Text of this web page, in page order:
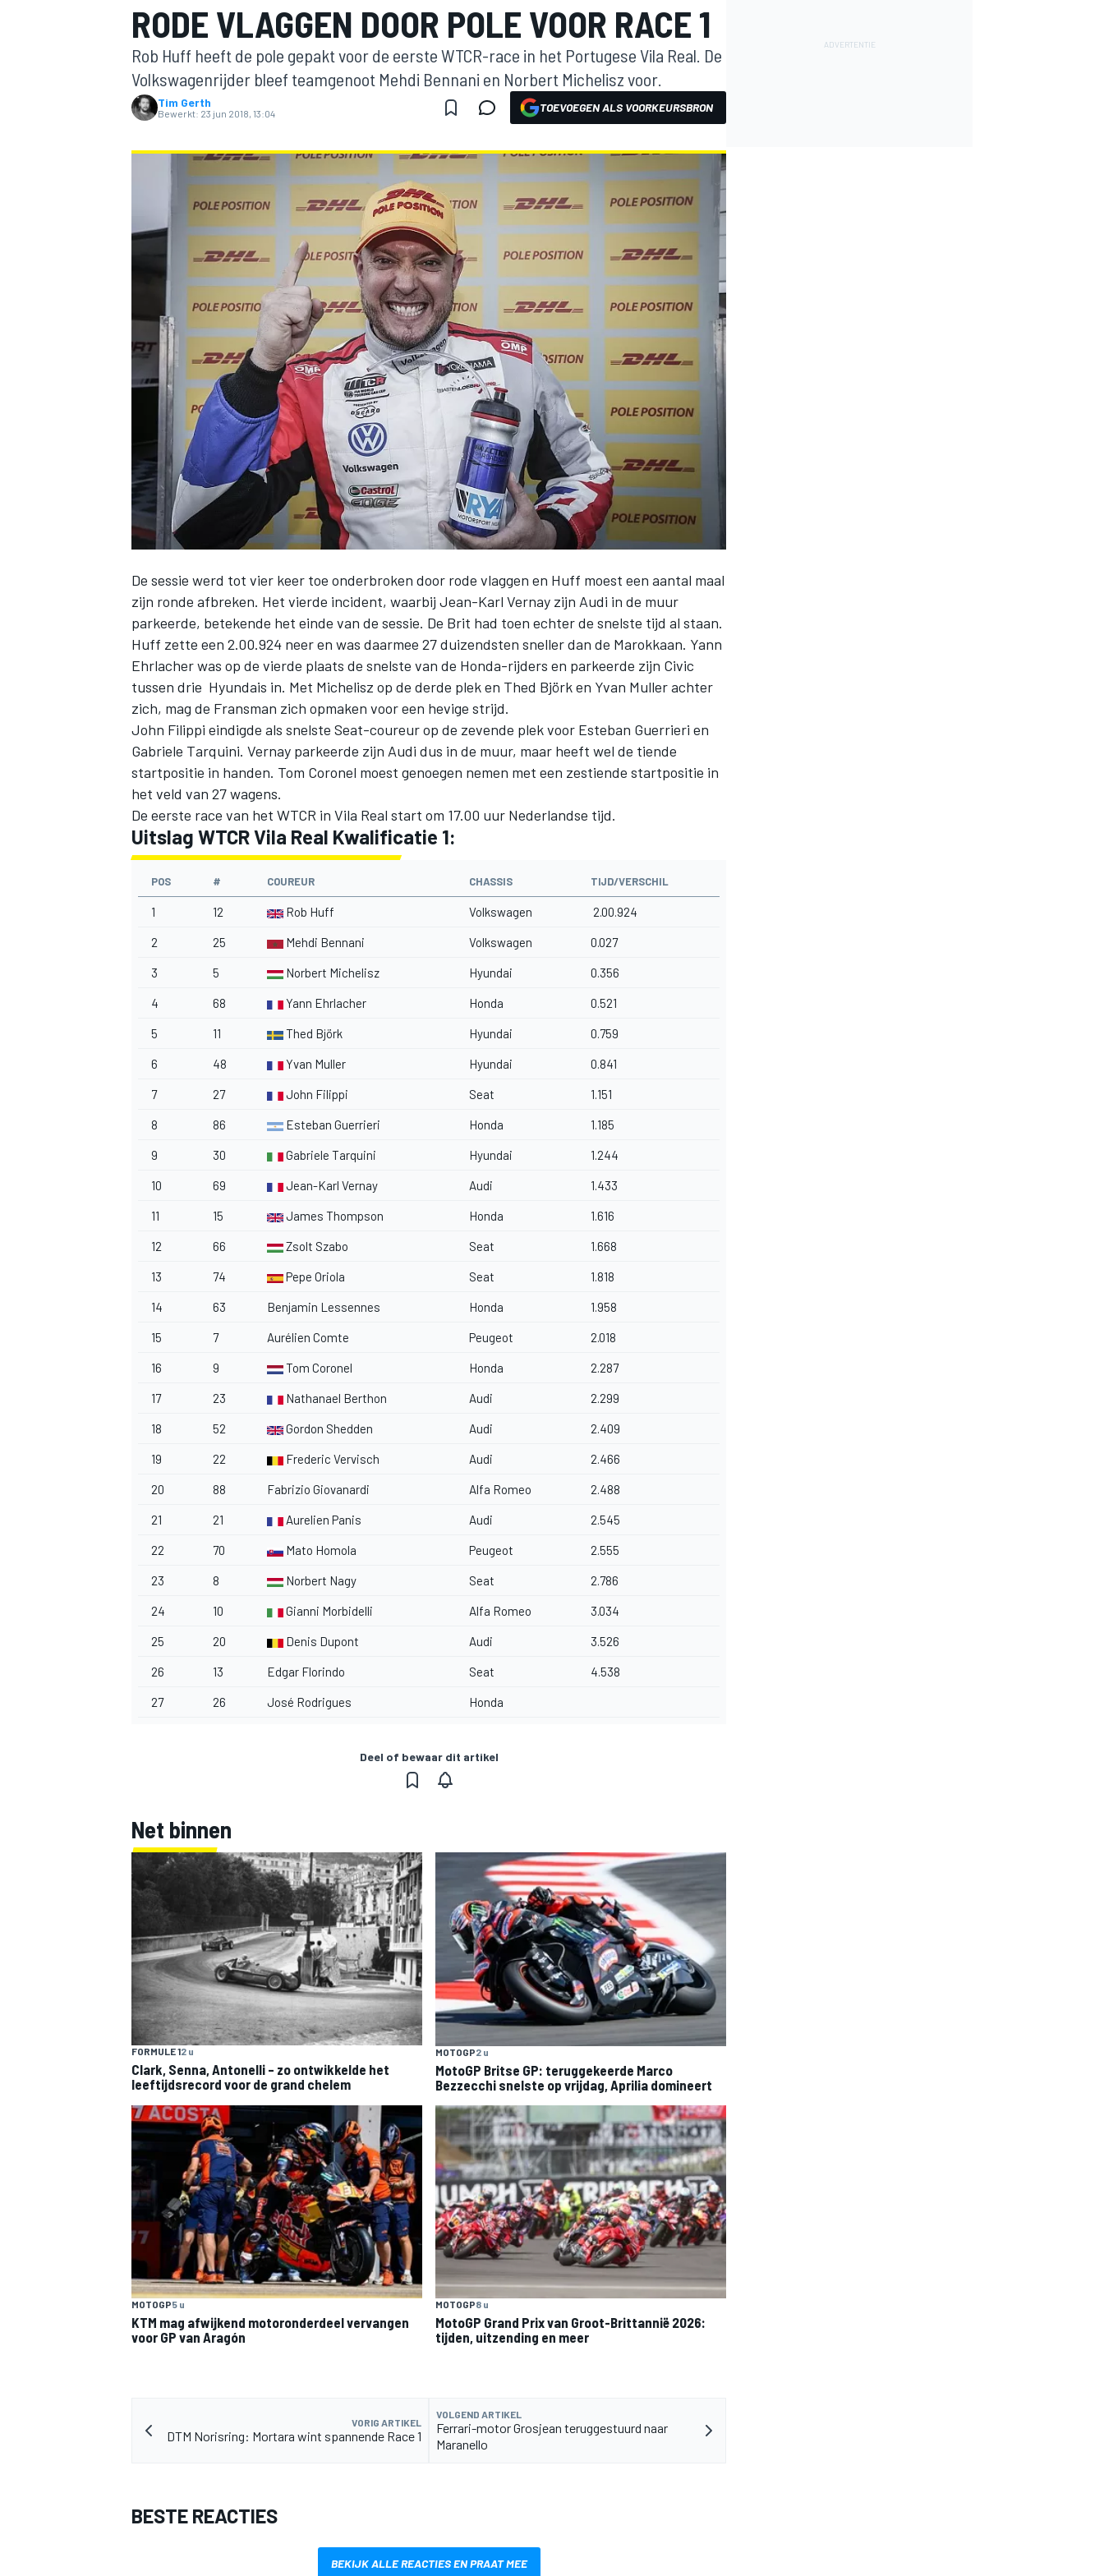
MOTOGP
INDYCAR
WEC DTM
MEER RACEKLASSEN
RODE VLAGGEN DOOR POLE VOOR RACE 1
Rob Huff heeft de pole gepakt voor de eerste WTCR-race in het Portugese Vila Real. De
Volkswagenrijder bleef teamgenoot Mehdi Bennani en Norbert Michelisz voor.
Tim Gerth
Bewerkt: 23 jun 2018, 13:04 TOEVOEGEN ALS VOORKEURSBRON
De sessie werd tot vier keer toe onderbroken door rode vlaggen en Huff moest een aantal maal
zijn ronde afbreken. Het vierde incident, waarbij Jean-Karl Vernay zijn Audi in de muur
parkeerde, betekende het einde van de sessie. De Brit had toen echter de snelste tijd al staan.
Huff zette een 2.00.924 neer en was daarmee 27 duizendsten sneller dan de Marokkaan. Yann
Ehrlacher was op de vierde plaats de snelste van de Honda-rijders en parkeerde zijn Civic
tussen drie Hyundais in. Met Michelisz op de derde plek en Thed Björk en Yvan Muller achter
zich, mag de Fransman zich opmaken voor een hevige strijd.
John Filippi eindigde als snelste Seat-coureur op de zevende plek voor Esteban Guerrieri en
Gabriele Tarquini. Vernay parkeerde zijn Audi dus in de muur, maar heeft wel de tiende
startpositie in handen. Tom Coronel moest genoegen nemen met een zestiende startpositie in
het veld van 27 wagens.
De eerste race van het WTCR in Vila Real start om 17.00 uur Nederlandse tijd.
Uitslag WTCR Vila Real Kwalificatie 1:
POS # COUREUR CHASSIS TIJD/VERSCHIL
1 12 Rob Huff Volkswagen 2.00.924
2 25 Mehdi Bennani Volkswagen 0.027
3 5 Norbert Michelisz Hyundai 0.356
4 68 Yann Ehrlacher Honda 0.521
5 11 Thed Björk Hyundai 0.759
6 48 Yvan Muller Hyundai 0.841
7 27 John Filippi Seat 1.151
8 86 Esteban Guerrieri Honda 1.185
9 30 Gabriele Tarquini Hyundai 1.244
10 69 Jean-Karl Vernay Audi 1.433
11 15 James Thompson Honda 1.616
12 66 Zsolt Szabo Seat 1.668
13 74 Pepe Oriola Seat 1.818
14 63 Benjamin Lessennes Honda 1.958
15 7 Aurélien Comte Peugeot 2.018
16 9 Tom Coronel Honda 2.287
17 23 Nathanael Berthon Audi 2.299
18 52 Gordon Shedden Audi 2.409
19 22 Frederic Vervisch Audi 2.466
20 88 Fabrizio Giovanardi Alfa Romeo 2.488
21 21 Aurelien Panis Audi 2.545
22 70 Mato Homola Peugeot 2.555
23 8 Norbert Nagy Seat 2.786
24 10 Gianni Morbidelli Alfa Romeo 3.034
25 20 Denis Dupont Audi 3.526
26 13 Edgar Florindo Seat 4.538
27 26 José Rodrigues Honda
Deel of bewaar dit artikel
Net binnen
FORMULE 12 u
Clark, Senna, Antonelli – zo ontwikkelde het
leeftijdsrecord voor de grand chelem
MOTOGP2 u
MotoGP Britse GP: teruggekeerde Marco
Bezzecchi snelste op vrijdag, Aprilia domineert
MOTOGP5 u
KTM mag afwijkend motoronderdeel vervangen
voor GP van Aragón
MOTOGP8 u
MotoGP Grand Prix van Groot-Brittannië 2026:
tijden, uitzending en meer
VORIG ARTIKEL
DTM Norisring: Mortara wint spannende Race 1
VOLGEND ARTIKEL
Ferrari-motor Grosjean teruggestuurd naar
Maranello
BESTE REACTIES
BEKIJK ALLE REACTIES EN PRAAT MEE